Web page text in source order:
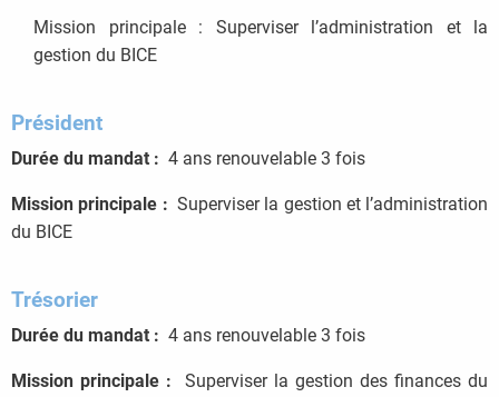
Mission principale : Superviser l’administration et la
gestion du BICE
Président
Durée du mandat : 4 ans renouvelable 3 fois
Mission principale : Superviser la gestion et l’administration
du BICE
Trésorier
Durée du mandat : 4 ans renouvelable 3 fois
Mission principale : Superviser la gestion des finances du